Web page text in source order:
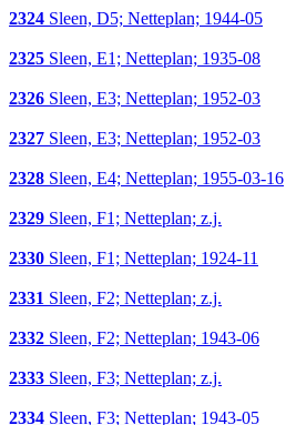
2324 Sleen, D5; Netteplan; 1944-05
2325 Sleen, E1; Netteplan; 1935-08
2326 Sleen, E3; Netteplan; 1952-03
2327 Sleen, E3; Netteplan; 1952-03
2328 Sleen, E4; Netteplan; 1955-03-16
2329 Sleen, F1; Netteplan; z.j.
2330 Sleen, F1; Netteplan; 1924-11
2331 Sleen, F2; Netteplan; z.j.
2332 Sleen, F2; Netteplan; 1943-06
2333 Sleen, F3; Netteplan; z.j.
2334 Sleen, F3; Netteplan; 1943-05